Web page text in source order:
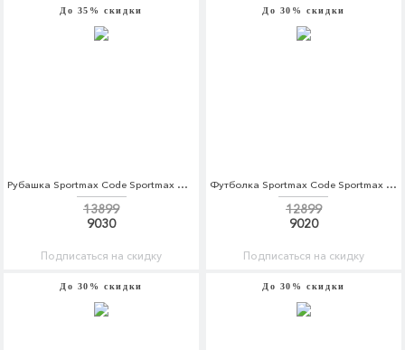
До 35% скидки
Рубашка Sportmax Code Sportmax Code SP027EWADSC1
13899
9030
Подписаться на скидку
До 30% скидки
Футболка Sportmax Code Sportmax Code SP027EWBSXP2
12899
9020
Подписаться на скидку
До 30% скидки До 30% скидки